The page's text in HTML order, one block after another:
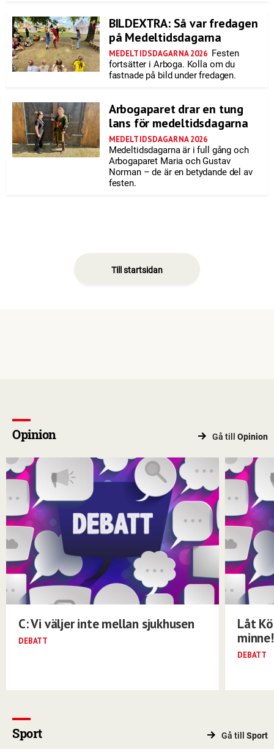
BILDEXTRA: Så var fredagen
på Medeltidsdagarna
MEDELTIDSDAGARNA 2026 Festen
fortsätter i Arboga. Kolla om du
fastnade på bild under fredagen.
Arbogaparet drar en tung
lans för medeltidsdagarna
MEDELTIDSDAGARNA 2026
Medeltidsdagarna är i full gång och
Arbogaparet Maria och Gustav
Norman – de är en betydande del av
festen.
Till startsidan
Opinion Gå till Opinion
C: Vi väljer inte mellan sjukhusen
DEBATT
Låt
minne!
DEBATT
Sport Gå till Sport